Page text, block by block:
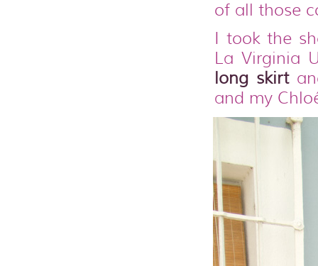
of all those
I took the
La Virginia
long skirt
and my